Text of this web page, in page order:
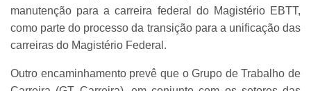
manutenção para a carreira federal do Magistério EBTT,
como parte do processo da transição para a unificação das
carreiras do Magistério Federal.
Outro encaminhamento prevê que o Grupo de Trabalho de